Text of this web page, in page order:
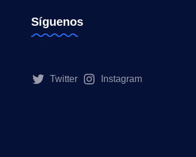
Síguenos
Twitter Instagram